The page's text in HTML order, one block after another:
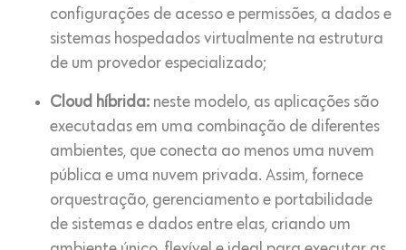
configurações de acesso e permissões, a dados e
sistemas hospedados virtualmente na estrutura
de um provedor especializado;
Cloud híbrida: neste modelo, as aplicações são
executadas em uma combinação de diferentes
ambientes, que conecta ao menos uma nuvem
pública e uma nuvem privada. Assim, fornece
orquestração, gerenciamento e portabilidade
de sistemas e dados entre elas, criando um